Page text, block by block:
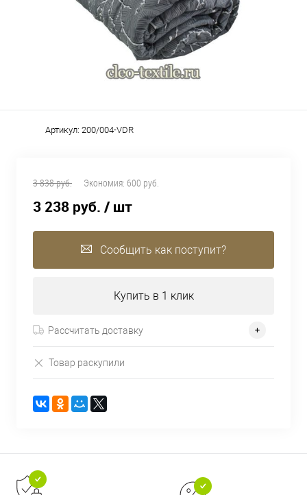
Артикул: 200/004-VDR
3 838 руб. Экономия: 600 руб.
3 238 руб. / шт
Сообщить как поступит?
Купить в 1 клик
Рассчитать доставку
Товар раскупили